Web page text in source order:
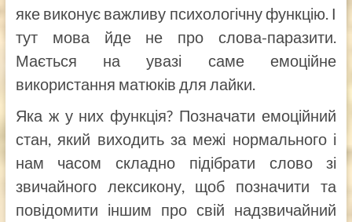
яке виконує важливу психологічну функцію. І
тут мова йде не про слова-паразити.
Мається на увазі саме емоційне
використання матюків для лайки.
Яка ж у них функція? Позначати емоційний
стан, який виходить за межі нормального і
нам часом складно підібрати слово зі
звичайного лексикону, щоб позначити та
повідомити іншим про свій надзвичайний